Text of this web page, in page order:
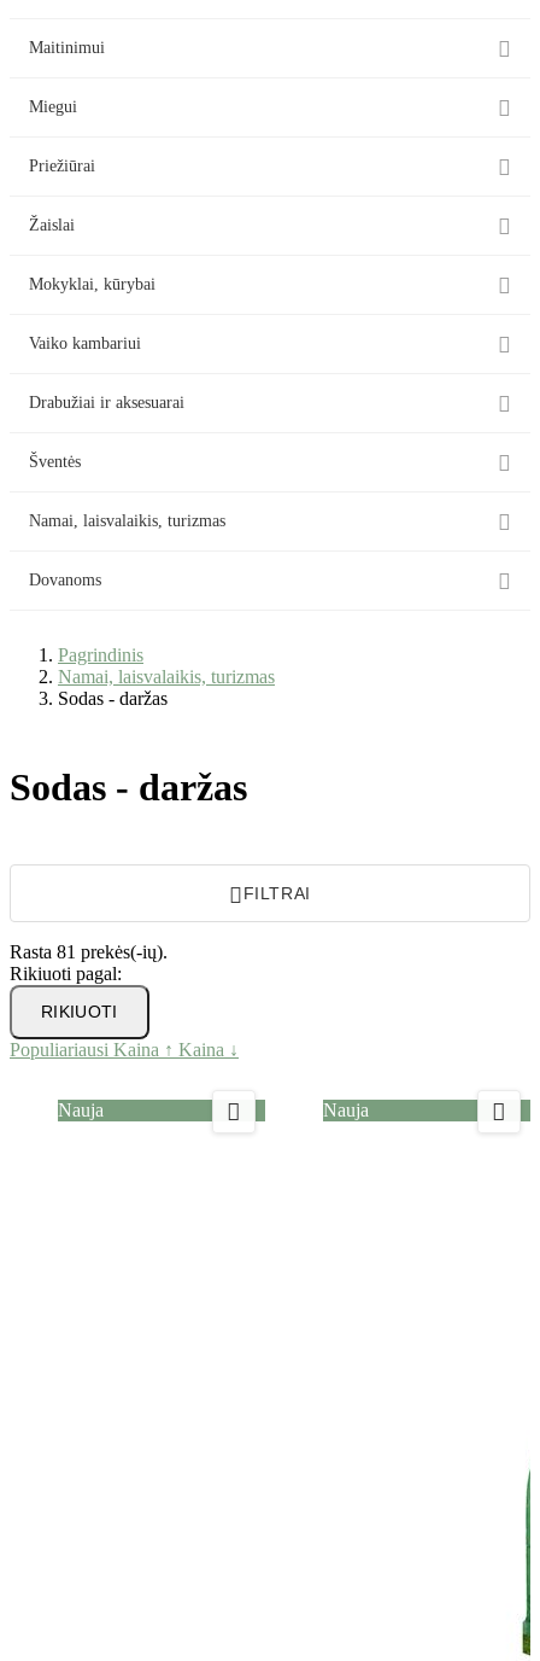
Maitinimui 
Miegui 
Priežiūrai 
Žaislai 
Mokyklai, kūrybai 
Vaiko kambariui 
Drabužiai ir aksesuarai 
Šventės 
Namai, laisvalaikis, turizmas 
Dovanoms 
Pagrindinis
Namai, laisvalaikis, turizmas
Sodas - daržas
Sodas - daržas
 FILTRAI
Rasta 81 prekės(-ių).
Rikiuoti pagal:
RIKIUOTI
Populiariausi Kaina ↑ Kaina ↓
Nauja  Nauja 